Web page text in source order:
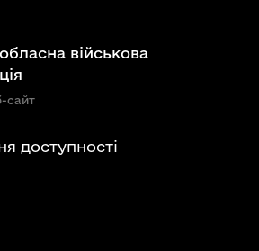
військова
сайт
доступності